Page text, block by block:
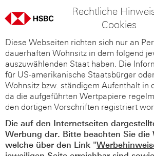
Rechtliche
Cookies
Diese Webseiten richten sich nur an
dauerhaften Wohnsitz in dem folgend
auszuwählenden Staat haben. Die
für US-amerikanische Staatsbürger
Wohnsitz bzw. ständigem Aufenthalt in
da die aufgeführten Wertpapiere
den dortigen Vorschriften registriert
Die auf den Internetseiten
Werbung dar. Bitte beachten Sie die
welche über den Link "